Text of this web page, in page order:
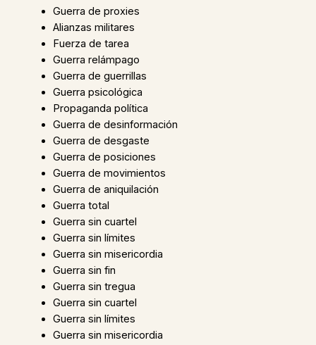
Guerra de proxies
Alianzas militares
Fuerza de tarea
Guerra relámpago
Guerra de guerrillas
Guerra psicológica
Propaganda política
Guerra de desinformación
Guerra de desgaste
Guerra de posiciones
Guerra de movimientos
Guerra de aniquilación
Guerra total
Guerra sin cuartel
Guerra sin límites
Guerra sin misericordia
Guerra sin fin
Guerra sin tregua
Guerra sin cuartel
Guerra sin límites
Guerra sin misericordia